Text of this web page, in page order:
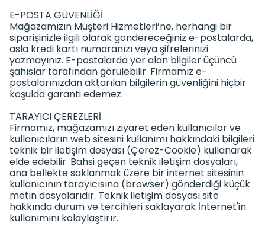
E-POSTA GÜVENLİĞİ
Mağazamızın Müşteri Hizmetleri’ne, herhangi bir
siparişinizle ilgili olarak göndereceğiniz e-postalarda,
asla kredi kartı numaranızı veya şifrelerinizi
yazmayınız. E-postalarda yer alan bilgiler üçüncü
şahıslar tarafından görülebilir. Firmamız e-
postalarınızdan aktarılan bilgilerin güvenliğini hiçbir
koşulda garanti edemez.
TARAYICI ÇEREZLERİ
Firmamız, mağazamızı ziyaret eden kullanıcılar ve
kullanıcıların web sitesini kullanımı hakkındaki bilgileri
teknik bir iletişim dosyası (Çerez-Cookie) kullanarak
elde edebilir. Bahsi geçen teknik iletişim dosyaları,
ana bellekte saklanmak üzere bir internet sitesinin
kullanıcının tarayıcısına (browser) gönderdiği küçük
metin dosyalarıdır. Teknik iletişim dosyası site
hakkında durum ve tercihleri saklayarak İnternet'in
kullanımını kolaylaştırır.